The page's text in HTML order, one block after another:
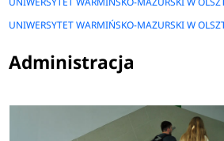
UNIWERSYTET WARMIŃSKO-MAZURSKI W
Administracja